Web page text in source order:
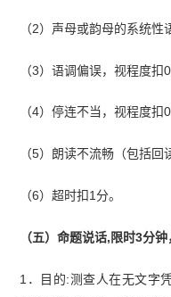
（2）声母或韵母的系统性
（3）语调偏误，视程度扣
（4）停连不当，视程度扣
（5）朗读不流畅（包括
（6）超时扣1分。
（五）命题说话,限时3分钟
1．目的:测查人在无文字